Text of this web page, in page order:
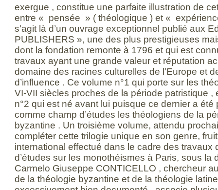
exergue , constitue une parfaite illustration de
entre « pensée » ( théologique ) et «
s’agit là d’un ouvrage exceptionnel publié aux
PUBLISHERS », une des plus prestigieuses
dont la fondation remonte à 1796 et qui est
travaux ayant une grande valeur et réputation
domaine des racines culturelles de l’Europe et
d’influence . Ce volume n°1 qui porte sur les
VI-VII siècles proches de la période patristique ,
n°2 qui est né avant lui puisque ce dernier a
comme champ d’études les théologiens de la
byzantine . Un troisième volume, attendu
compléter cette trilogie unique en son genre,
international effectué dans le cadre des travaux
d’études sur les monothéismes à Paris, sous la
Carmelo Giuseppe CONTICELLO , chercheur
de la théologie byzantine et de la théologie